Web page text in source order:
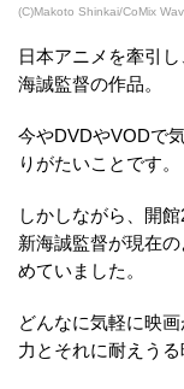
(C)Makoto Shinkai/CoMix
日本アニメを牽引
海誠監督の作品。
今やDVDやVODで
りがたいことです。
しかしながら、開
新海誠監督が現在
めていました。
どんなに気軽に映
力とそれに耐えう